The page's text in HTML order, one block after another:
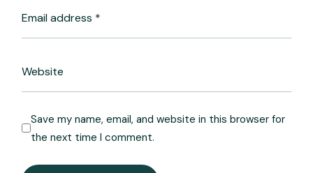
Save my name, email, and website in this browser for
the next time I comment.